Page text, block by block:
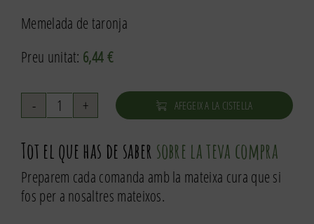
Memelada de taronja
Preu unitat: 6,44€
quantitat
Memelada
de
taronja
AFEGEIX A LA CISTELLA
Tot el que has de saber sobre la teva compra
Preparem cada comanda amb la mateixa cura que si
fos per a nosaltres mateixos.